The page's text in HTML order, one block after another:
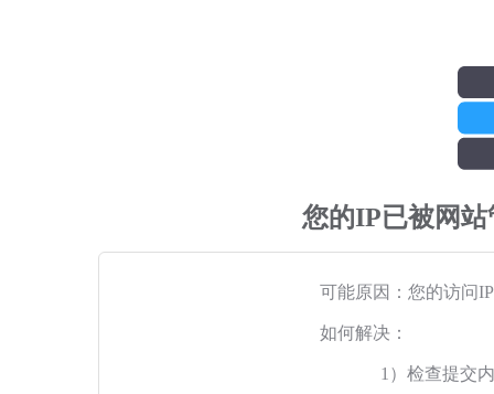
您的IP已被网
可能原因：您的访问
如何解决：
1）检查提交